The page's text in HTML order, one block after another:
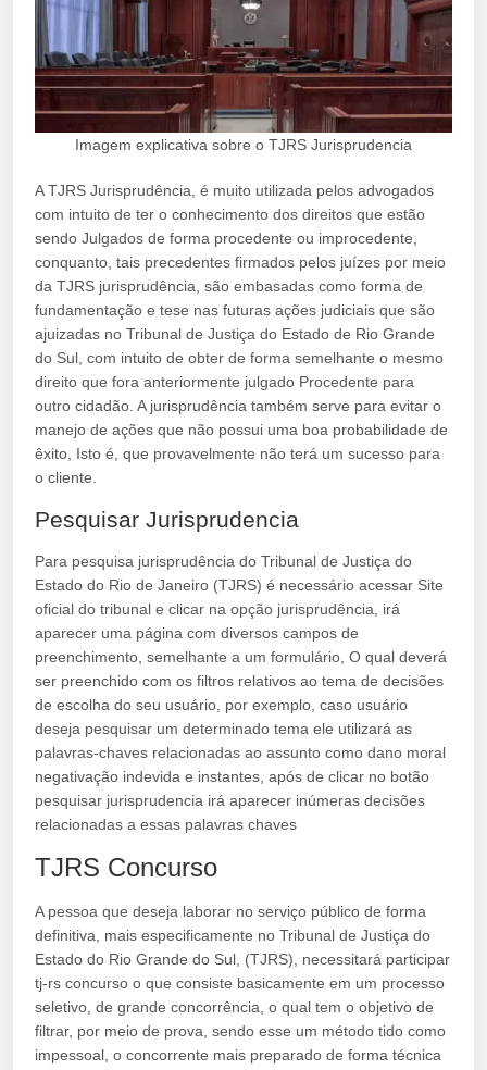
Imagem explicativa sobre o TJRS Jurisprudencia
A TJRS Jurisprudência, é muito utilizada pelos advogados
com intuito de ter o conhecimento dos direitos que estão
sendo Julgados de forma procedente ou improcedente,
conquanto, tais precedentes firmados pelos juízes por meio
da TJRS jurisprudência, são embasadas como forma de
fundamentação e tese nas futuras ações judiciais que são
ajuizadas no Tribunal de Justiça do Estado de Rio Grande
do Sul, com intuito de obter de forma semelhante o mesmo
direito que fora anteriormente julgado Procedente para
outro cidadão. A jurisprudência também serve para evitar o
manejo de ações que não possui uma boa probabilidade de
êxito, Isto é, que provavelmente não terá um sucesso para
o cliente.
Pesquisar Jurisprudencia
Para pesquisa jurisprudência do Tribunal de Justiça do
Estado do Rio de Janeiro (TJRS) é necessário acessar Site
oficial do tribunal e clicar na opção jurisprudência, irá
aparecer uma página com diversos campos de
preenchimento, semelhante a um formulário, O qual deverá
ser preenchido com os filtros relativos ao tema de decisões
de escolha do seu usuário, por exemplo, caso usuário
deseja pesquisar um determinado tema ele utilizará as
palavras-chaves relacionadas ao assunto como dano moral
negativação indevida e instantes, após de clicar no botão
pesquisar jurisprudencia irá aparecer inúmeras decisões
relacionadas a essas palavras chaves
TJRS Concurso
A pessoa que deseja laborar no serviço público de forma
definitiva, mais especificamente no Tribunal de Justiça do
Estado do Rio Grande do Sul, (TJRS), necessitará participar
tj-rs concurso o que consiste basicamente em um processo
seletivo, de grande concorrência, o qual tem o objetivo de
filtrar, por meio de prova, sendo esse um método tido como
impessoal, o concorrente mais preparado de forma técnica